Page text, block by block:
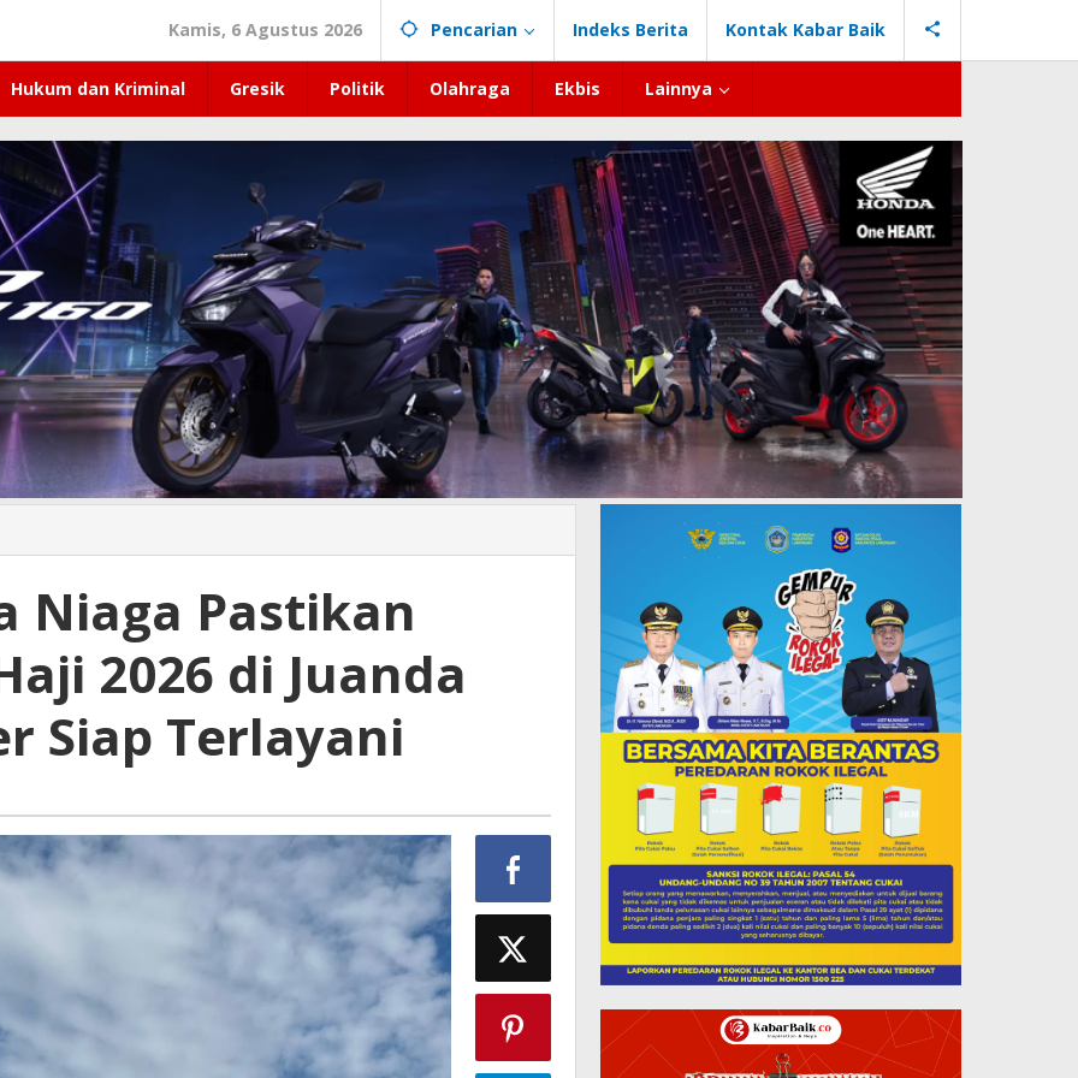
Kamis, 6 Agustus 2026 Pencarian Indeks Berita Kontak Kabar Baik
Hukum dan Kriminal Gresik Politik Olahraga Ekbis Lainnya
Niaga Pastikan
2026 di Juanda
Siap Terlayani